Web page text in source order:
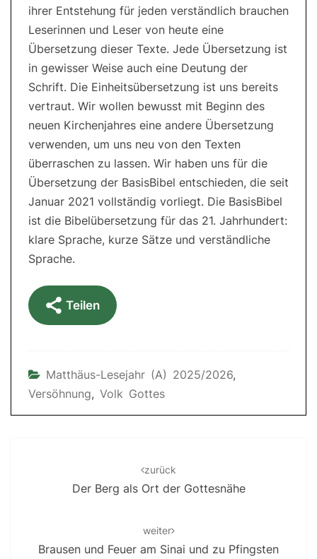
ihrer Entstehung für jeden verständlich brauchen
Leserinnen und Leser von heute eine
Übersetzung dieser Texte. Jede Übersetzung ist
in gewisser Weise auch eine Deutung der
Schrift. Die Einheitsübersetzung ist uns bereits
vertraut. Wir wollen bewusst mit Beginn des
neuen Kirchenjahres eine andere Übersetzung
verwenden, um uns neu von den Texten
überraschen zu lassen. Wir haben uns für die
Übersetzung der BasisBibel entschieden, die seit
Januar 2021 vollständig vorliegt. Die BasisBibel
ist die Bibelübersetzung für das 21. Jahrhundert:
klare Sprache, kurze Sätze und verständliche
Sprache.
Teilen
Matthäus-Lesejahr (A) 2025/2026,
Versöhnung, Volk Gottes
zurück
Der Berg als Ort der Gottesnähe
weiter
Brausen und Feuer am Sinai und zu Pfingsten